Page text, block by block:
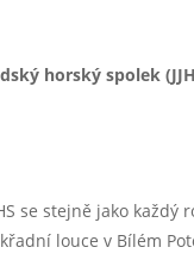
horský spolek
se stejně jako
louce v Bílém